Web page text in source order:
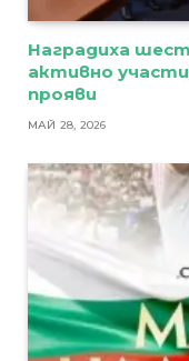
Наградиха
активно
прояви
МАЙ 28, 2026